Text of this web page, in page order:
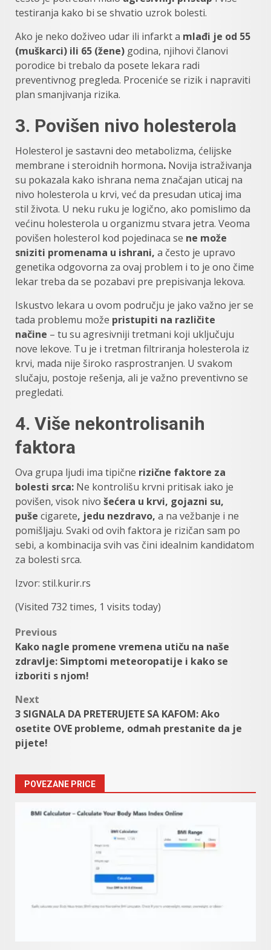
testiranja kako bi se shvatio uzrok bolesti.
Ako je neko doživeo udar ili infarkt a mlađi je od 55
(muškarci) ili 65 (žene) godina, njihovi članovi
porodice bi trebalo da posete lekara radi
preventivnog pregleda. Proceniće se rizik i napraviti
plan smanjivanja rizika.
3. Povišen nivo holesterola
Holesterol je sastavni deo metabolizma, ćelijske
membrane i steroidnih hormona. Novija istraživanja
su pokazala kako ishrana nema značajan uticaj na
nivo holesterola u krvi, već da presudan uticaj ima
stil života. U neku ruku je logično, ako pomislimo da
većinu holesterola u organizmu stvara jetra. Veoma
povišen holesterol kod pojedinaca se ne može
sniziti promenama u ishrani, a često je upravo
genetika odgovorna za ovaj problem i to je ono čime
lekar treba da se pozabavi pre prepisivanja lekova.
Iskustvo lekara u ovom području je jako važno jer se
tada problemu može pristupiti na različite
načine – tu su agresivniji tretmani koji uključuju
nove lekove. Tu je i tretman filtriranja holesterola iz
krvi, mada nije široko rasprostranjen. U svakom
slučaju, postoje rešenja, ali je važno preventivno se
pregledati.
4. Više nekontrolisanih
faktora
Ova grupa ljudi ima tipične rizične faktore za
bolesti srca: Ne kontrolišu krvni pritisak iako je
povišen, visok nivo šećera u krvi, gojazni su,
puše cigarete, jedu nezdravo, a na vežbanje i ne
pomišljaju. Svaki od ovih faktora je rizičan sam po
sebi, a kombinacija svih vas čini idealnim kandidatom
za bolesti srca.
Izvor: stil.kurir.rs
(Visited 732 times, 1 visits today)
Post
navigation
Previous
Kako nagle promene vremena utiču na naše
zdravlje: Simptomi meteoropatije i kako se
izboriti s njom!
Next
3 SIGNALA DA PRETERUJETE SA KAFOM: Ako
osetite OVE probleme, odmah prestanite da je
pijete!
POVEZANE PRICE